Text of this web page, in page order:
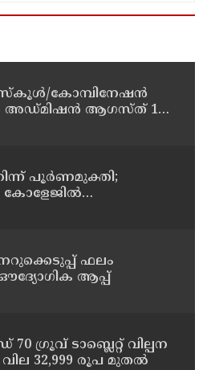
കോമ്പിനേഷൻ
അഡ്മിഷൻ ആഗസ്ത് 10,
പൂർണമുക്തി;
കോളേജിൽ
നറുക്കെടുപ്പ് ഫലം
ആപ്പ്
70 ഗ്രൂവ് ടാബ്ലെറ്റ് വില്പന
വില 32,999 രൂപ മുതൽ